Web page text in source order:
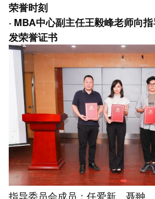
荣誉时刻
· MBA中心副主任王毅峰老师向
发荣誉证书
指导委员会成员：任爱新、聂翀